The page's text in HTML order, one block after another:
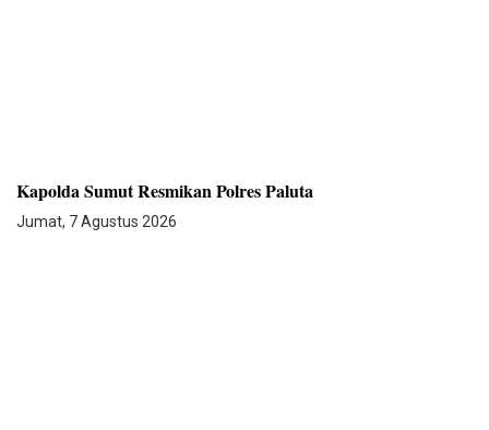
Kapolda Sumut Resmikan Polres Paluta
Jumat, 7 Agustus 2026